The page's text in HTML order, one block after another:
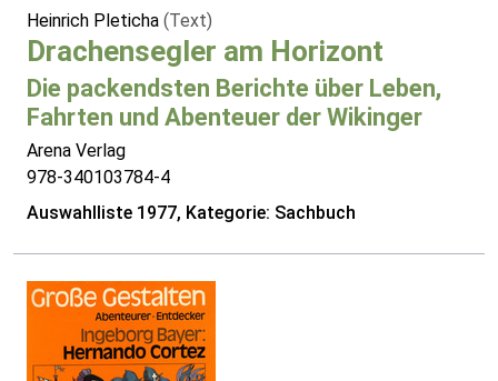
Heinrich Pleticha (Text)
Drachensegler am Horizont
Die packendsten Berichte über Leben,
Fahrten und Abenteuer der Wikinger
Arena Verlag
978-340103784-4
Auswahlliste 1977, Kategorie: Sachbuch